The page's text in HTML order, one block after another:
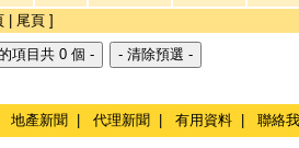
| 尾頁 ]
地產新聞 代理新聞 有用資料 聯絡